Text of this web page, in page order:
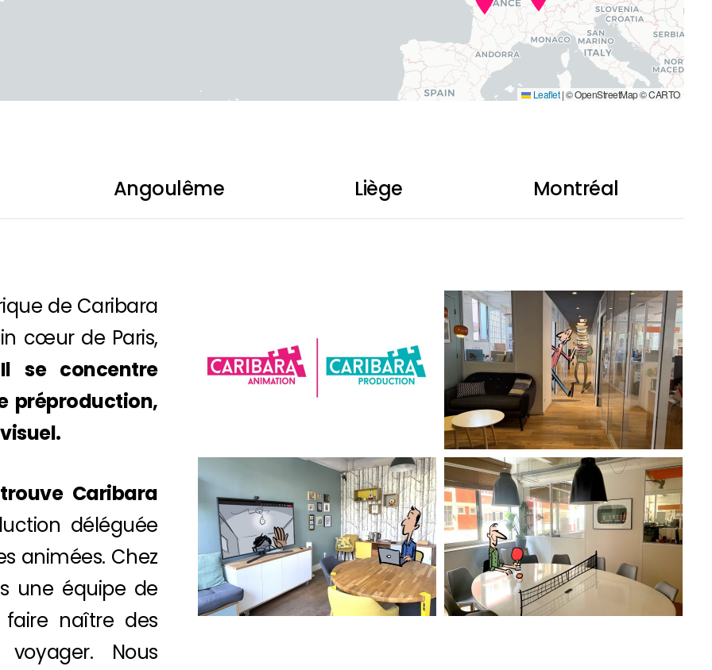
Leaflet |© OpenStreetMap © CARTO
Angoulême Liège Montréal
de Caribara
cœur de Paris,
Il se concentre
préproduction,
Caribara
déléguée
animées. Chez
une équipe de
faire naître des
Nous
CAP
ANI3
ANI1 ANI2